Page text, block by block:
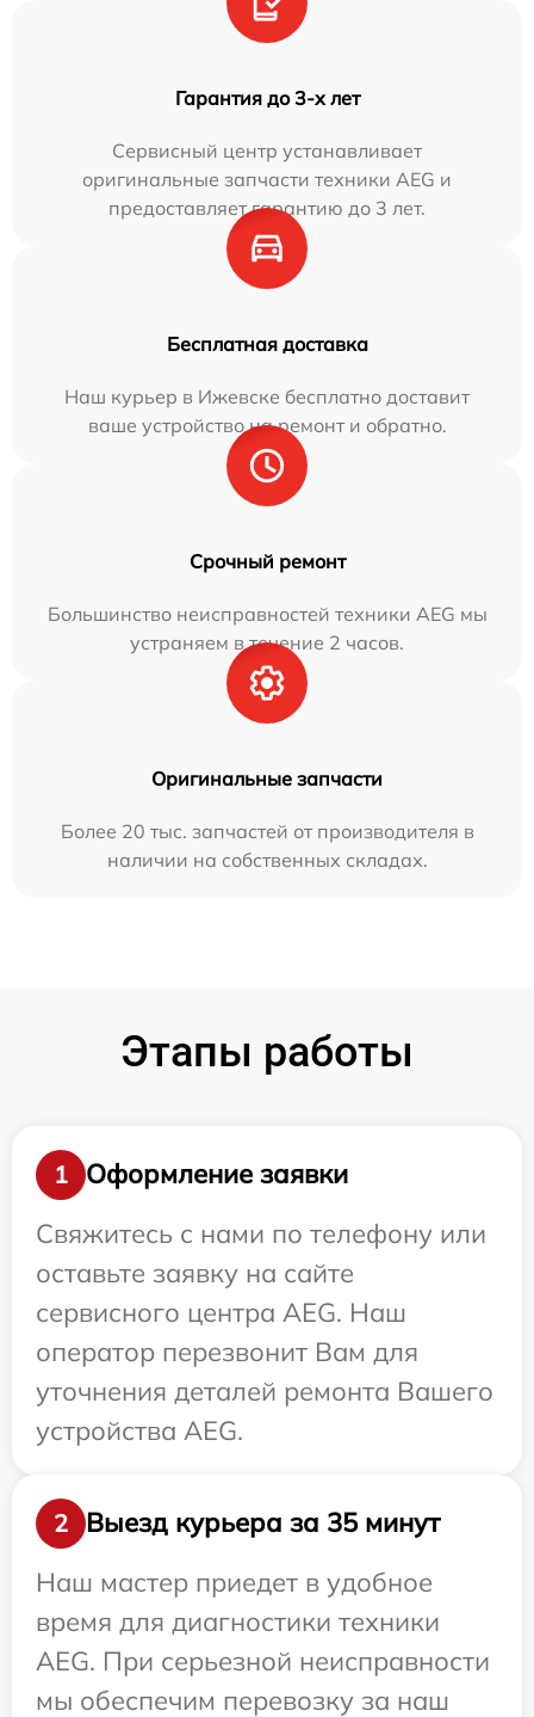
Гарантия до 3-х лет
Сервисный центр устанавливает
оригинальные запчасти техники AEG и
предоставляет гарантию до 3 лет.
Бесплатная доставка
Наш курьер в Ижевске бесплатно доставит
ваше устройство на ремонт и обратно.
Срочный ремонт
Большинство неисправностей техники AEG мы
устраняем в течение 2 часов.
Оригинальные запчасти
Более 20 тыс. запчастей от производителя в
наличии на собственных складах.
Этапы работы
1
Оформление заявки
Свяжитесь с нами по телефону или
оставьте заявку на сайте
сервисного центра AEG. Наш
оператор перезвонит Вам для
уточнения деталей ремонта Вашего
устройства AEG.
2
Выезд курьера за 35 минут
Наш мастер приедет в удобное
время для диагностики техники
AEG. При серьезной неисправности
мы обеспечим перевозку за наш